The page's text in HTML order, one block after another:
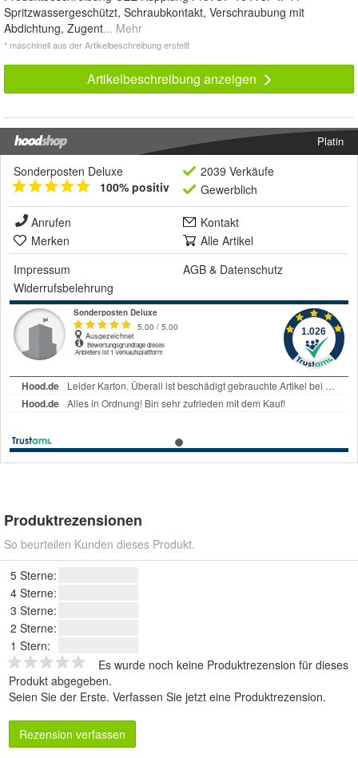
Spritzwassergeschützt, Schraubkontakt, Verschraubung mit
Abdichtung, Zugent... Mehr
* maschinell aus der Artikelbeschreibung erstellt
Artikelbeschreibung anzeigen
Platin
Sonderposten Deluxe
100% positiv
2039 Verkäufe
Gewerblich
Anrufen
Kontakt
Merken
Alle Artikel
Impressum
AGB & Datenschutz
Widerrufsbelehrung
Produktrezensionen
So beurteilen Kunden dieses Produkt.
5 Sterne:
4 Sterne:
3 Sterne:
2 Sterne:
1 Stern:
Es wurde noch keine Produktrezension für dieses
Produkt abgegeben.
Seien Sie der Erste. Verfassen Sie jetzt eine Produktrezension.
Rezension verfassen